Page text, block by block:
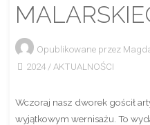
Opublikowane przez
2024 / AKTUALNOŚCI
Wczoraj nasz dworek gościł
wyjątkowym wernisażu. To